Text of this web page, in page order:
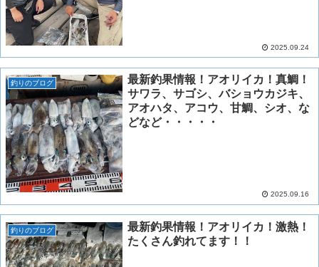
2025.09.24
釣りのブログ
最新釣果情報！アオリイカ！真鯛！
サワラ、サゴシ、バショウカジキ、
アオハタ、アコウ、甘鯛、シオ、な
どなど・・・・・
2025.09.16
釣りのブログ
最新釣果情報！アオリイカ！激熱！
たくさん釣れてます！！